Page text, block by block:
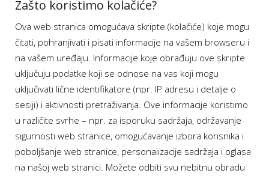
Moj BH Telecom
Dostupnost usluga
Moja webTV
Aukcije BH Telecom
Program lojalnosti
Bonus plus
Zašto koristimo kolačiće?
Ova web stranica omogućava skripte (kolačiće) koje mogu
čitati, pohranjivati i pisati informacije na vašem browseru i
na vašem uređaju. Informacije koje obrađuju ove skripte
uključuju podatke koji se odnose na vas koji mogu
uključivati lične identifikatore (npr. IP adresu i detalje o
sesiji) i aktivnosti pretraživanja. Ove informacije koristimo
u različite svrhe – npr. za isporuku sadržaja, održavanje
sigurnosti web stranice, omogućavanje izbora korisnika i
poboljšanje web stranice, personalizacije sadržaja i oglasa
na našoj web stranici. Možete odbiti svu nebitnu obradu